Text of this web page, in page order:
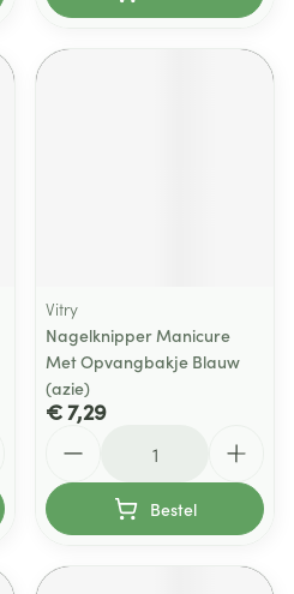
Vitry
Nagelknipper Manicure
Met Opvangbakje Blauw
(azie)
€ 7,29
Bestel